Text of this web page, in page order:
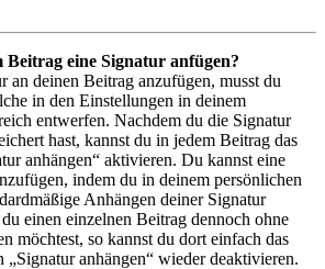
Beitrag eine Signatur anfügen?
an deinen Beitrag anzufügen, musst du
in den Einstellungen in deinem
entwerfen. Nachdem du die Signatur
hast, kannst du in jedem Beitrag das
anhängen“ aktivieren. Du kannst eine
indem du in deinem persönlichen
Anhängen deiner Signatur
einen einzelnen Beitrag dennoch ohne
möchtest, so kannst du dort einfach das
anhängen“ wieder deaktivieren.